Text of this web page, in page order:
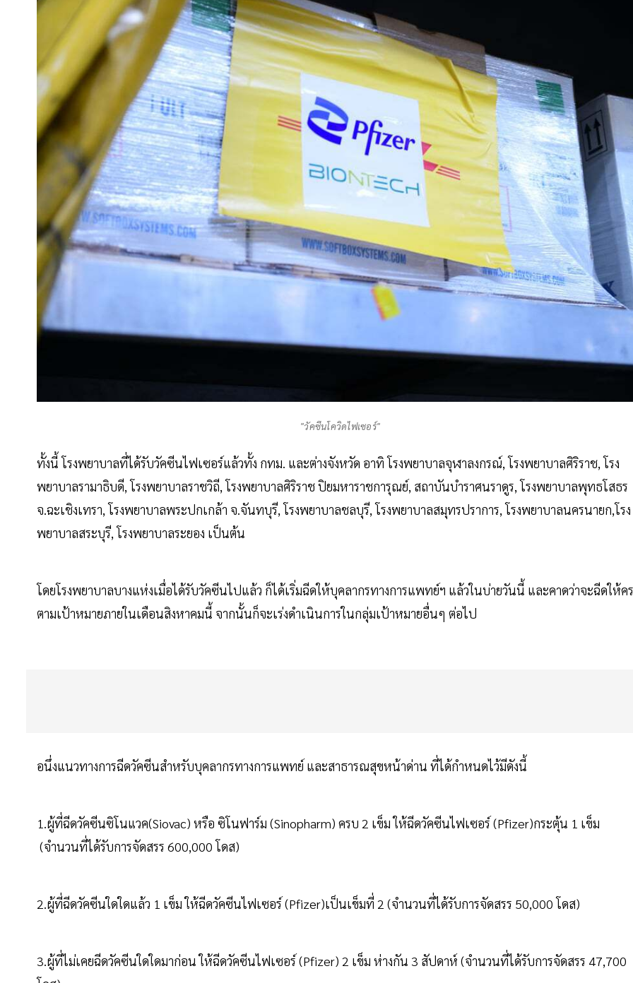
"วัคซีนโควิดไฟเซอร์"
ทั้งนี้ โรงพยาบาลที่ได้รับวัคซีนไฟเซอร์แล้วทั้ง กทม. และต่างจังหวัด อาทิ โรงพยาบาลจุฬาลงกรณ์, โรงพยาบาลศิริราช, โรง
พยาบาลรามาธิบดี, โรงพยาบาลราชวิถี, โรงพยาบาลศิริราช ปิยมหาราชการุณย์, สถาบันบำราศนราดูร, โรงพยาบาลพุทธโสธร
จ.ฉะเชิงเทรา, โรงพยาบาลพระปกเกล้า จ.จันทบุรี, โรงพยาบาลชลบุรี, โรงพยาบาลสมุทรปราการ, โรงพยาบาลนครนายก,โรง
พยาบาลสระบุรี, โรงพยาบาลระยอง เป็นต้น
โดยโรงพยาบาลบางแห่งเมื่อได้รับวัคซีนไปแล้ว ก็ได้เริ่มฉีดให้บุคลากรทางการแพทย์ฯ แล้วในบ่ายวันนี้ และคาดว่าจะฉีดให้ค
ตามเป้าหมายภายในเดือนสิงหาคมนี้ จากนั้นก็จะเร่งดำเนินการในกลุ่มเป้าหมายอื่นๆ ต่อไป
อนึ่งแนวทางการฉีดวัคซีนสำหรับบุคลากรทางการแพทย์ และสาธารณสุขหน้าด่าน ที่ได้กำหนดไว้มีดังนี้
1.ผู้ที่ฉีดวัคซีนซิโนแวค(Siovac) หรือ ซิโนฟาร์ม (Sinopharm) ครบ 2 เข็ม ให้ฉีดวัคซีนไฟเซอร์ (Pfizer)กระตุ้น 1 เข็ม
(จำนวนที่ได้รับการจัดสรร 600,000 โดส)
2.ผู้ที่ฉีดวัคซีนใดใดแล้ว 1 เข็ม ให้ฉีดวัคซีนไฟเซอร์ (Pfizer)เป็นเข็มที่ 2 (จำนวนที่ได้รับการจัดสรร 50,000 โดส)
3.ผู้ที่ไม่เคยฉีดวัคซีนใดใดมาก่อน ให้ฉีดวัคซีนไฟเซอร์ (Pfizer) 2 เข็ม ห่างกัน 3 สัปดาห์ (จำนวนที่ได้รับการจัดสรร 47,700